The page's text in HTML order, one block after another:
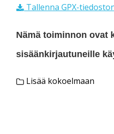
Tallenna GPX-
Nämä toiminnon ovat
sisäänkirjautuneille
Lisää kokoelmaan